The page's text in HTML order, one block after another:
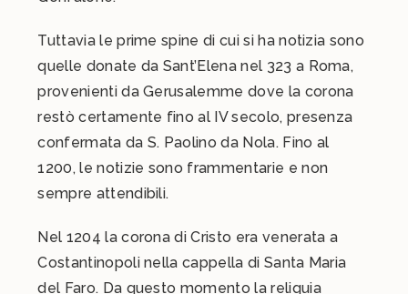
Tuttavia le prime spine di cui si ha notizia sono
quelle donate da Sant’Elena nel 323 a Roma,
provenienti da Gerusalemme dove la corona
restò certamente fino al IV secolo, presenza
confermata da S. Paolino da Nola. Fino al
1200, le notizie sono frammentarie e non
sempre attendibili.
Nel 1204 la corona di Cristo era venerata a
Costantinopoli nella cappella di Santa Maria
del Faro. Da questo momento la reliquia